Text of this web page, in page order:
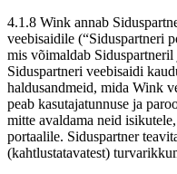
4.1.8 Wink annab
veebisaidile (“Siduspartneri
mis võimaldab
Siduspartneri veebisaidi
haldusandmeid, mida Wink
peab kasutajatunnuse ja
mitte avaldama neid
portaalile. Siduspartner
(kahtlustatavatest)